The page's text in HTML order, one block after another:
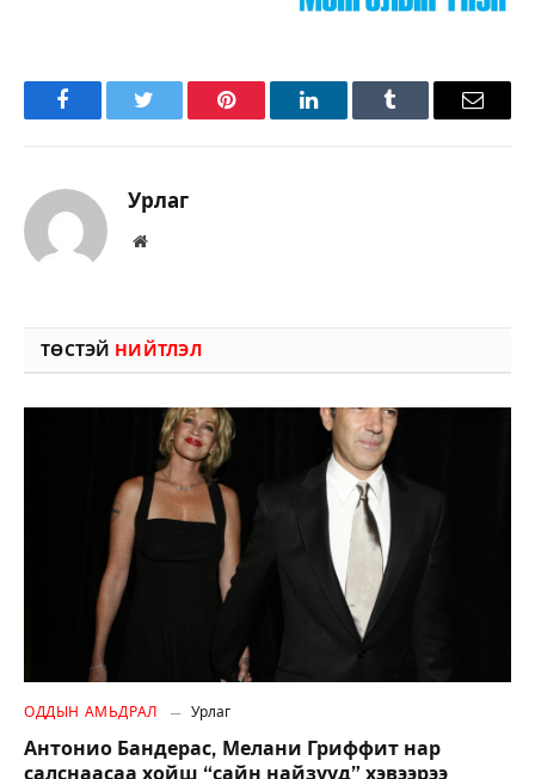
FacebookTwitter Pinterest LinkedInTumblr Имэйл
Урлаг
Вэбсайт
ТӨСТЭЙ НИЙТЛЭЛ
ОДДЫН АМЬДРАЛ Урлаг
Антонио Бандерас, Мелани Гриффит нар
салснаасаа хойш “сайн найзууд” хэвээрээ